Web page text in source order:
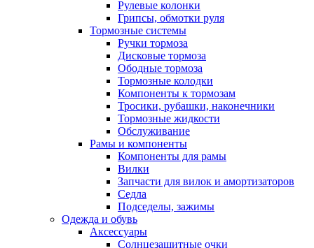
Рулевые колонки
Грипсы, обмотки руля
Тормозные системы
Ручки тормоза
Дисковые тормоза
Ободные тормоза
Тормозные колодки
Компоненты к тормозам
Тросики, рубашки, наконечники
Тормозные жидкости
Обслуживание
Рамы и компоненты
Компоненты для рамы
Вилки
Запчасти для вилок и амортизаторов
Седла
Подседелы, зажимы
Одежда и обувь
Аксессуары
Солнцезащитные очки